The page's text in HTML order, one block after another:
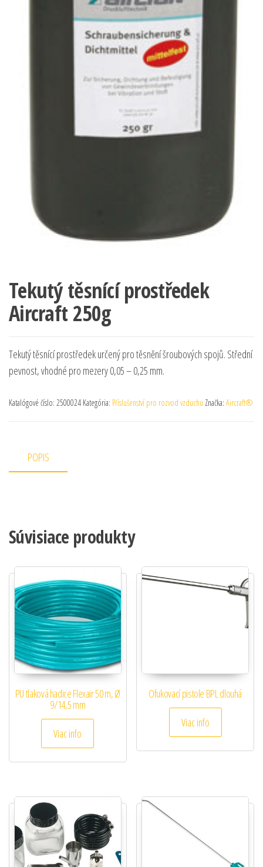
Tekutý těsnící prostředek
Aircraft 250g
Tekutý těsnící prostředek určený pro těsnění šroubových spojů. Střední
pevnost, vhodné pro mezery 0,05 – 0,25 mm.
Katalógové číslo: 2500024 Kategória: Příslušenství pro rozvod vzduchu Značka: Aircraft®
POPIS
Súvisiace produkty
PU tlaková hadice Flexair 50 m, Ø
9/14,5 mm
Viac info
Ofukovací pistole BPL dlouhá
Viac info